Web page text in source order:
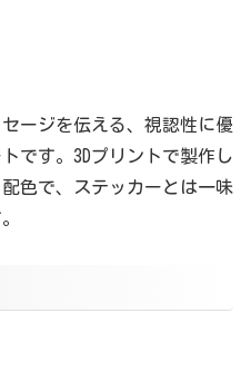
ージを伝える、視認性に優
です。3Dプリントで製作し
色で、ステッカーとは一味